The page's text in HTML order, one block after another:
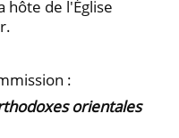
hôte de l'Église
:
orientales